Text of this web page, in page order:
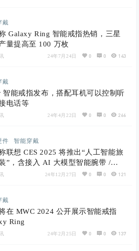
戴
Galaxy Ring 智能戒指热销，三星
量提高至 100 万枚
24年7月24日 0 0 143
戴
智能戒指发布，搭配耳机可以控制听
电话等
24年4月22日 0 0 266
件 智能穿戴
联想 CES 2025 将推出“人工智能旅
”，含接入 AI 大模型智能腕带 /
机 / 吊坠
24年12月27日 0 0 121
戴
在 MWC 2024 公开展示智能戒指
Ring
24年2月25日 0 0 137